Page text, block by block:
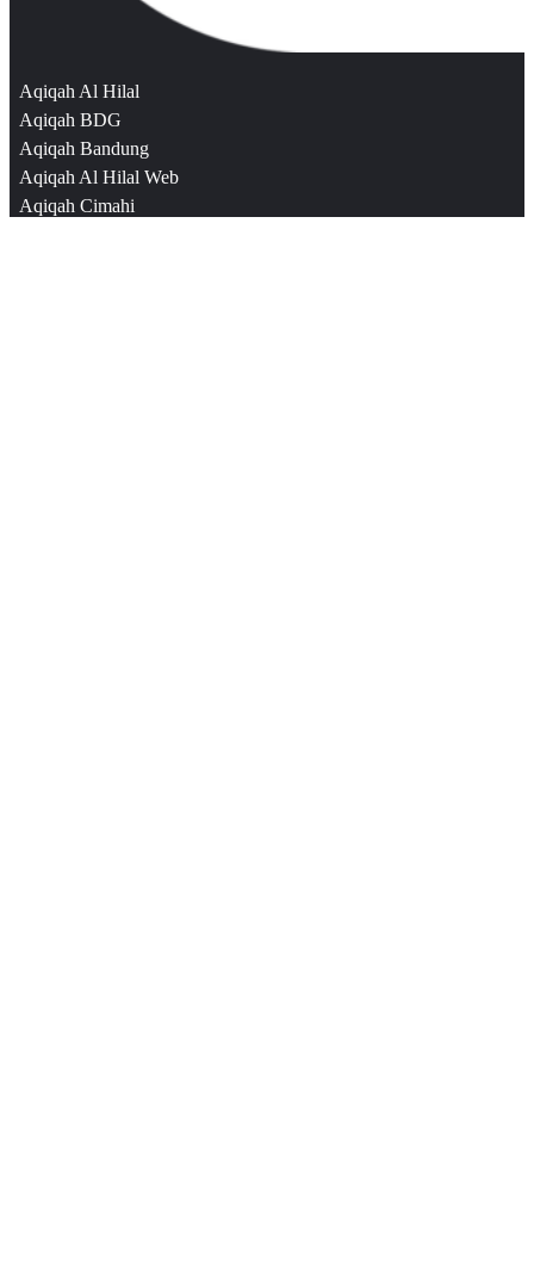
Aqiqah Al Hilal
Aqiqah BDG
Aqiqah Bandung
Aqiqah Al Hilal Web
Aqiqah Cimahi